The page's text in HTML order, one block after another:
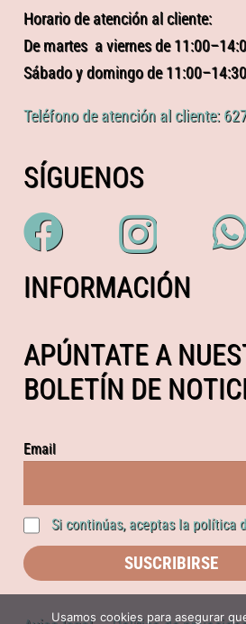
Horario de atención al cliente:
De martes a viernes de
Sábado y domingo de
Teléfono de atención al cliente:
SÍGUENOS
INFORMACIÓN
APÚNTATE A
BOLETÍN DE
Email
Si continúas, aceptas la política
Usamos cookies para asegurar